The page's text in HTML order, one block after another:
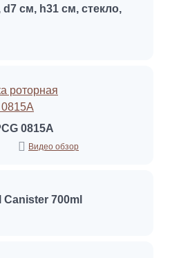
см, h31 см, стекло,
0815А
Видео обзор
700ml